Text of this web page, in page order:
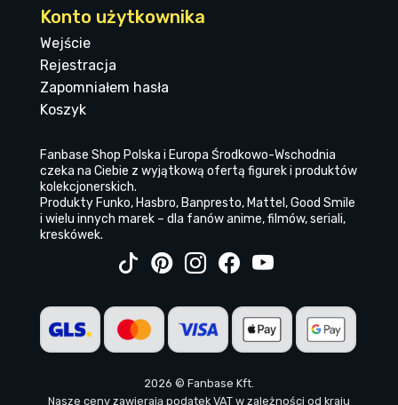
Konto użytkownika
Wejście
Rejestracja
Zapomniałem hasła
Koszyk
Fanbase Shop Polska i Europa Środkowo-Wschodnia
czeka na Ciebie z wyjątkową ofertą figurek i produktów
kolekcjonerskich.
Produkty Funko, Hasbro, Banpresto, Mattel, Good Smile
i wielu innych marek – dla fanów anime, filmów, seriali,
kreskówek.
2026 © Fanbase Kft.
Nasze ceny zawierają podatek VAT w zależności od kraju